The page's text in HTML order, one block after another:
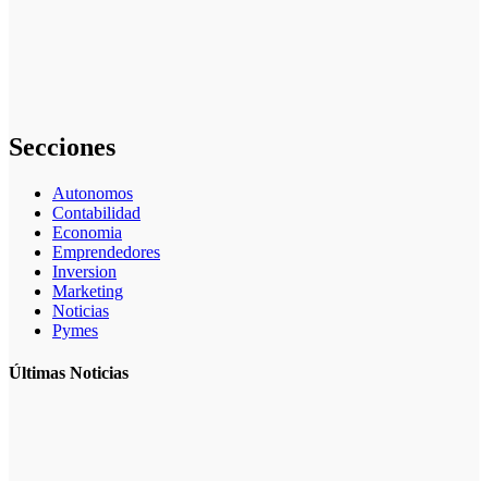
Secciones
Autonomos
Contabilidad
Economia
Emprendedores
Inversion
Marketing
Noticias
Pymes
Últimas Noticias